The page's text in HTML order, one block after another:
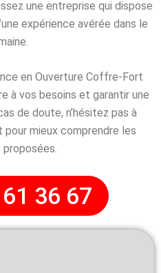
une entreprise qui dispose
expérience avérée dans le
en Ouverture Coffre-Fort
à vos besoins et garantir une
de doute, n’hésitez pas à
mieux comprendre les
36 67